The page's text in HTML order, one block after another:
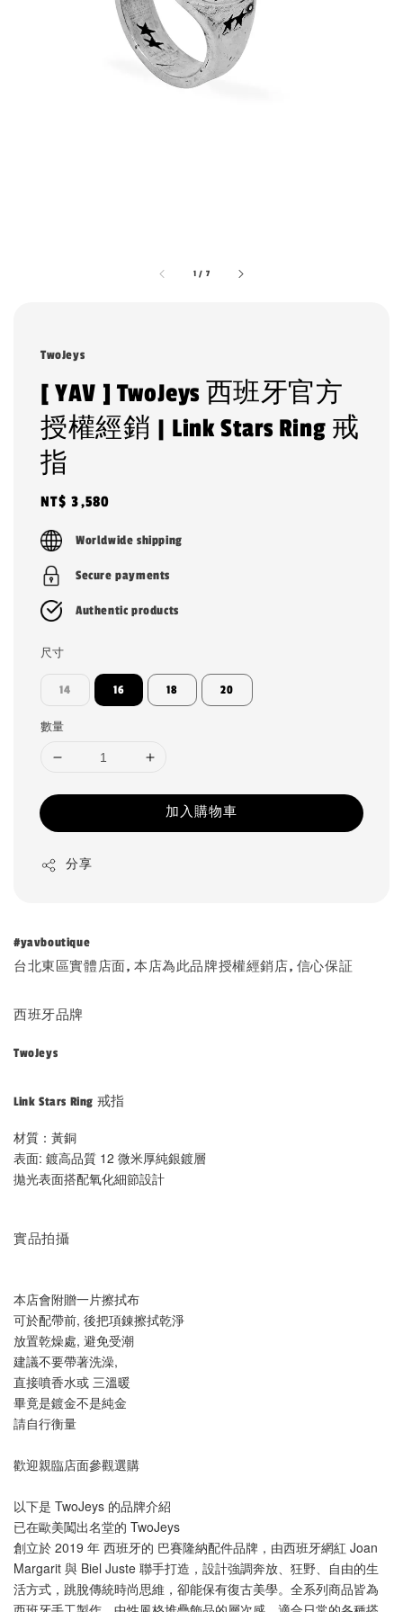
1 / 7
TwoJeys
[ YAV ] TwoJeys 西班牙官方
授權經銷 | Link Stars Ring 戒
指
Regular
price
NT$ 3,580
Worldwide shipping
Secure payments
Authentic products
尺寸
14 16 18 20
數量
加入購物車
分享
#yavboutique
台北東區實體店面, 本店為此品牌授權經銷店, 信心保証
西班牙品牌
TwoJeys
Link Stars Ring 戒指
材質：黃銅
表面: 鍍高品質 12 微米厚純銀鍍層
拋光表面搭配氧化細節設計
實品拍攝
本店會附贈一片擦拭布
可於配帶前, 後把項錬擦拭乾淨
放置乾燥處, 避免受潮
建議不要帶著洗澡,
直接噴香水或 三溫暖
畢竟是鍍金不是純金
請自行衡量
歡迎親臨店面參觀選購
以下是 TwoJeys 的品牌介紹
已在歐美闖出名堂的 TwoJeys
創立於 2019 年 西班牙的 巴賽隆納配件品牌，由西班牙網紅 Joan
Margarit 與 Biel Juste 聯手打造，設計強調奔放、狂野、自由的生
活方式，跳脫傳統時尚思維，卻能保有復古美學。全系列商品皆為